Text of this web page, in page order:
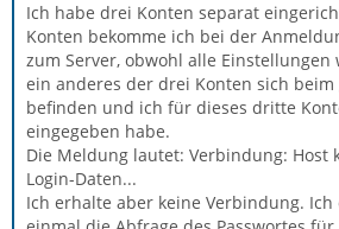
Ich habe drei Konten separat
Konten bekomme ich bei der
zum Server, obwohl alle Einstellungen
ein anderes der drei Konten sich
befinden und ich für dieses dritte
eingegeben habe.
Die Meldung lautet: Verbindung: Host
Login-Daten...
Ich erhalte aber keine Verbindung.